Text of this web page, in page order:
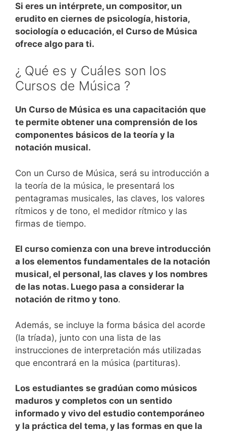
Si eres un intérprete, un compositor, un
erudito en ciernes de psicología, historia,
sociología o educación, el Curso de Música
ofrece algo para ti.
¿ Qué es y Cuáles son los
Cursos de Música ?
Un Curso de Música es una capacitación que
te permite obtener una comprensión de los
componentes básicos de la teoría y la
notación musical.
Con un Curso de Música, será su introducción a
la teoría de la música, le presentará los
pentagramas musicales, las claves, los valores
rítmicos y de tono, el medidor rítmico y las
firmas de tiempo.
El curso comienza con una breve introducción
a los elementos fundamentales de la notación
musical, el personal, las claves y los nombres
de las notas. Luego pasa a considerar la
notación de ritmo y tono.
Además, se incluye la forma básica del acorde
(la tríada), junto con una lista de las
instrucciones de interpretación más utilizadas
que encontrará en la música (partituras).
Los estudiantes se gradúan como músicos
maduros y completos con un sentido
informado y vivo del estudio contemporáneo
y la práctica del tema, y ​​las formas en que la